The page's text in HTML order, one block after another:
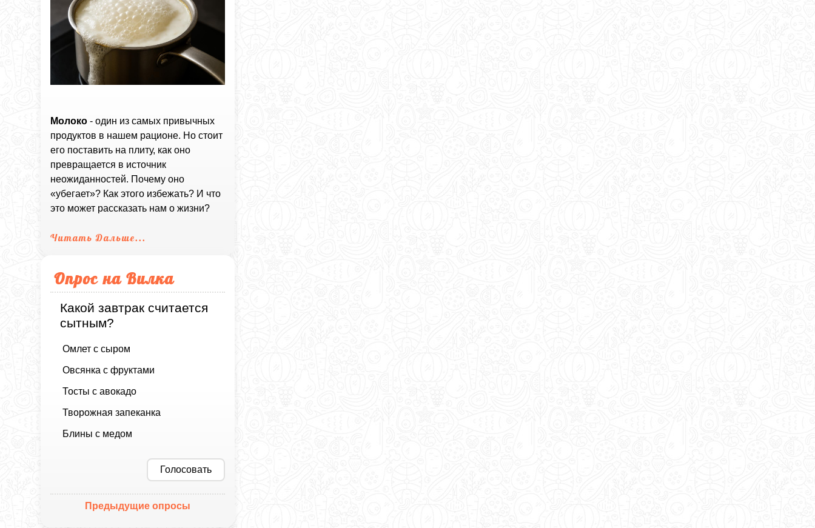
Молоко - один из самых привычных
продуктов в нашем рационе. Но стоит
его поставить на плиту, как оно
превращается в источник
неожиданностей. Почему оно
«убегает»? Как этого избежать? И что
это может рассказать нам о жизни?
Читать Дальше...
Опрос на Вилка
Какой завтрак считается
сытным?
Омлет с сыром
Овсянка с фруктами
Тосты с авокадо
Творожная запеканка
Блины с медом
Голосовать
Предыдущие опросы